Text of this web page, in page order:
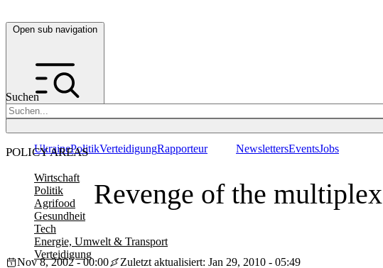
Open sub navigation
Suchen
POLICY AREAS
Wirtschaft
Politik
Agrifood
Gesundheit
Tech
Energie, Umwelt & Transport
Verteidigung
UkrainePolitikVerteidigungRapporteur NewslettersEventsJobs
Revenge of the multiplex
Nov 8, 2002 - 00:00
Zuletzt aktualisiert: Jan 29, 2010 - 05:49